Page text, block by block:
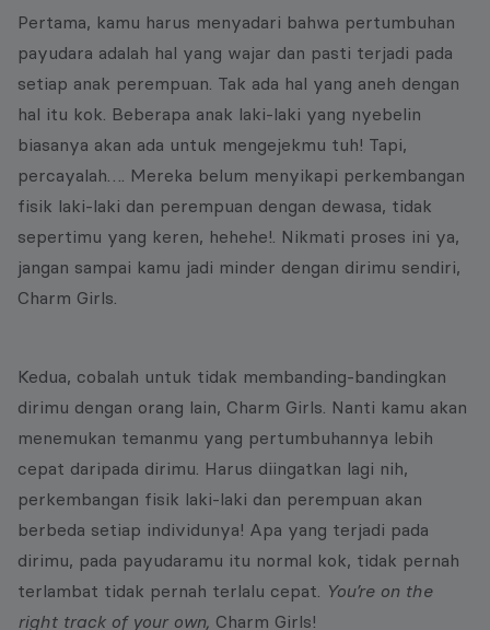
Pertama, kamu harus menyadari bahwa pertumbuhan
payudara adalah hal yang wajar dan pasti terjadi pada
setiap anak perempuan. Tak ada hal yang aneh dengan
hal itu kok. Beberapa anak laki-laki yang nyebelin
biasanya akan ada untuk mengejekmu tuh! Tapi,
percayalah…. Mereka belum menyikapi perkembangan
fisik laki-laki dan perempuan dengan dewasa, tidak
sepertimu yang keren, hehehe!. Nikmati proses ini ya,
jangan sampai kamu jadi minder dengan dirimu sendiri,
Charm Girls.
Kedua, cobalah untuk tidak membanding-bandingkan
dirimu dengan orang lain, Charm Girls. Nanti kamu akan
menemukan temanmu yang pertumbuhannya lebih
cepat daripada dirimu. Harus diingatkan lagi nih,
perkembangan fisik laki-laki dan perempuan akan
berbeda setiap individunya! Apa yang terjadi pada
dirimu, pada payudaramu itu normal kok, tidak pernah
terlambat tidak pernah terlalu cepat. You’re on the
right track of your own, Charm Girls!